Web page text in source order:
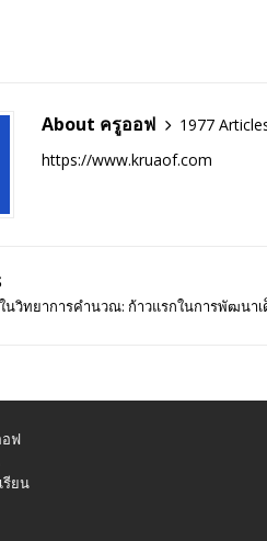
About ครูออฟ
1977
https://www.kruaof.com
นวิทยาการคำนวณ: ก้าวแรกในการพัฒนาเ
อฟ
รียน